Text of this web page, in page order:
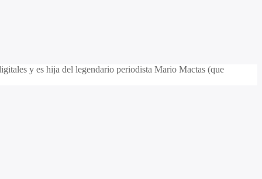
y es hija del legendario periodista Mario Mactas (que